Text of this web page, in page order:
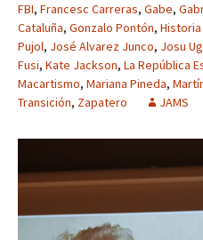
FBI, Francesc Carreras, Gabe,
Cataluña, Gonzalo Pontón,
Pujol, José Alvarez Junco, Josu
Fusi, Kate Jackson, La República
Macartismo, Mariana Pineda,
Transición, Zapatero JAMS